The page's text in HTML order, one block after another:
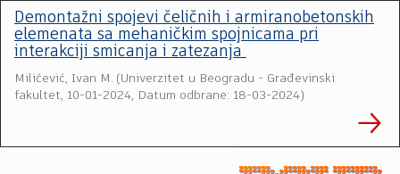
Demontažni spojevi čeličnih i armiranobetonskih
elemenata sa mehaničkim spojnicama pri
interakciji smicanja i zatezanja
Milićević, Ivan M. (Univerzitet u Beogradu - Građevinski
fakultet, 10-01-2024, Datum odbrane: 18-03-2024)